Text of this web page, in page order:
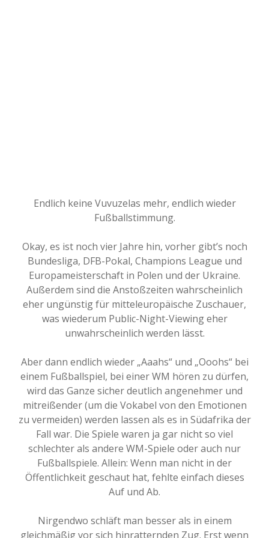
Endlich keine Vuvuzelas mehr, endlich wieder
Fußballstimmung.
Okay, es ist noch vier Jahre hin, vorher gibt’s noch
Bundesliga, DFB-Pokal, Champions League und
Europameisterschaft in Polen und der Ukraine.
Außerdem sind die Anstoßzeiten wahrscheinlich
eher ungünstig für mitteleuropäische Zuschauer,
was wiederum Public-Night-Viewing eher
unwahrscheinlich werden lässt.
Aber dann endlich wieder „Aaahs“ und „Ooohs“ bei
einem Fußballspiel, bei einer WM hören zu dürfen,
wird das Ganze sicher deutlich angenehmer und
mitreißender (um die Vokabel von den Emotionen
zu vermeiden) werden lassen als es in Südafrika der
Fall war. Die Spiele waren ja gar nicht so viel
schlechter als andere WM-Spiele oder auch nur
Fußballspiele. Allein: Wenn man nicht in der
Öffentlichkeit geschaut hat, fehlte einfach dieses
Auf und Ab.
Nirgendwo schläft man besser als in einem
gleichmäßig vor sich hinratternden Zug. Erst wenn